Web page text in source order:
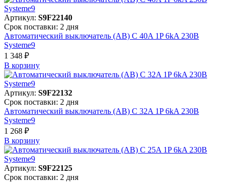
Артикул: S9F22140
Срок поставки: 2 дня
Автоматический выключатель (АВ) C 40A 1P 6kA 230В
Systeme9
1 348 ₽
В корзинy
Артикул: S9F22132
Срок поставки: 2 дня
Автоматический выключатель (АВ) C 32A 1P 6kA 230В
Systeme9
1 268 ₽
В корзинy
Артикул: S9F22125
Срок поставки: 2 дня